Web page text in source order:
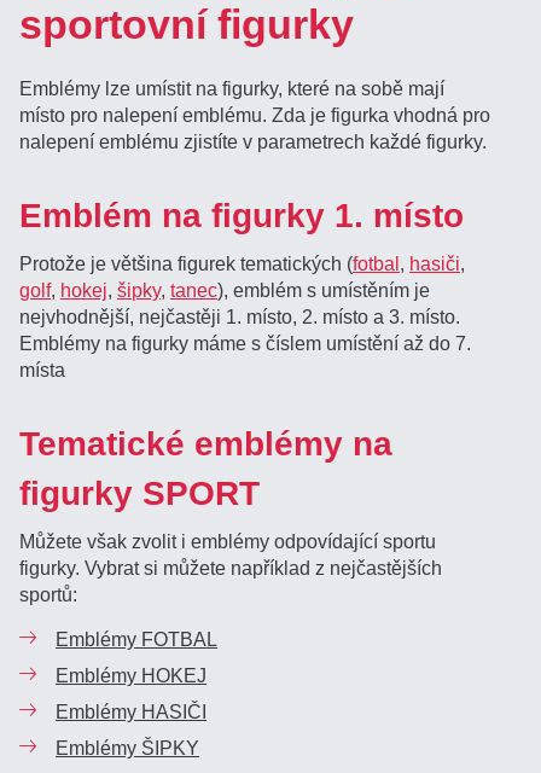
sportovní figurky
Emblémy lze umístit na figurky, které na sobě mají
místo pro nalepení emblému. Zda je figurka vhodná pro
nalepení emblému zjistíte v parametrech každé figurky.
Emblém na figurky 1. místo
Protože je většina figurek tematických (fotbal, hasiči,
golf, hokej,šipky,tanec), emblém s umístěním je
nejvhodnější, nejčastěji 1. místo, 2. místo a 3. místo.
Emblémy na figurky máme s číslem umístění až do 7.
místa
Tematické emblémy na
figurky SPORT
Můžete však zvolit i emblémy odpovídající sportu
figurky. Vybrat si můžete například z nejčastějších
sportů:
Emblémy FOTBAL
Emblémy HOKEJ
Emblémy HASIČI
Emblémy ŠIPKY